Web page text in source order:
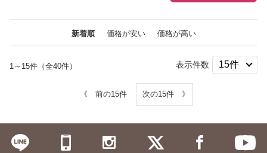
新着順 価格が安い 価格が高い
1～15件（全40件） 表示件数
《 前の15件 次の15件 》